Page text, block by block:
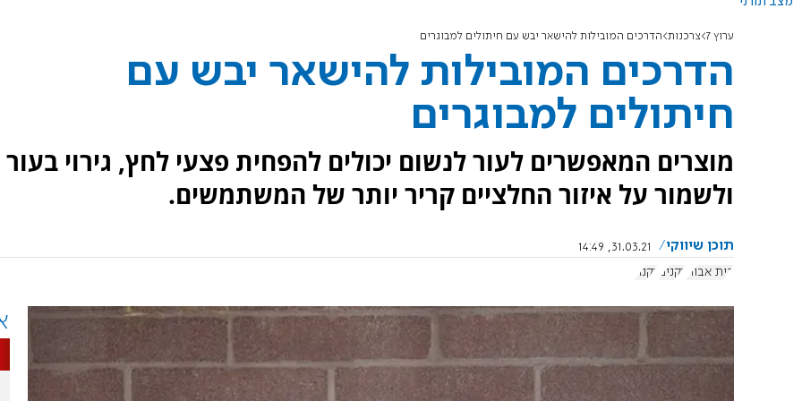
ערוץ 7 צרכנות הדרכים המובילות להישאר יבש עם חיתולים למבוגרים
הדרכים המובילות להישאר יבש עם
חיתולים למבוגרים
מוצרים המאפשרים לעור לנשום יכולים להפחית פצעי לחץ, גירוי בעור
ולשמור על איזור החלציים קריר יותר של המשתמשים.
תוכן שיווקי
31.03.21, 14:49
בית אבות
זקנים זקנה